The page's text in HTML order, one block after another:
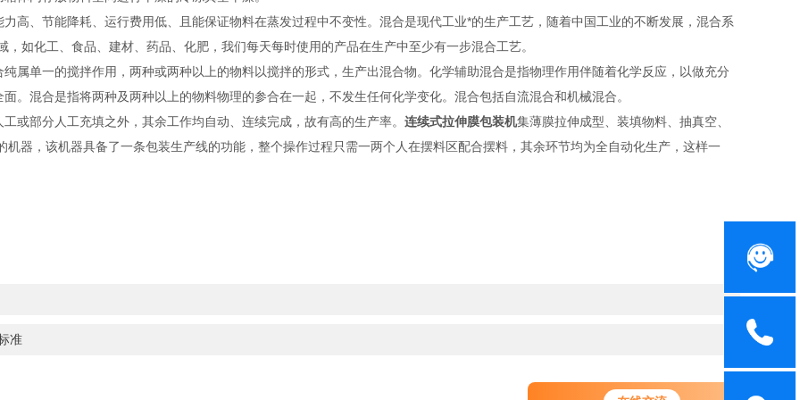
、节能降耗、运行费用低、且能保证物料在蒸发过程中不变性。混合是现代工业*的生产工艺，随着中国工业的不断发展，混合系
如化工、食品、建材、药品、化肥，我们每天每时使用的产品在生产中至少有一步混合工艺。
单一的搅拌作用，两种或两种以上的物料以搅拌的形式，生产出混合物。化学辅助混合是指物理作用伴随着化学反应，以做充分
。混合是指将两种及两种以上的物料物理的参合在一起，不发生任何化学变化。混合包括自流混合和机械混合。
部分人工充填之外，其余工作均自动、连续完成，故有高的生产率。连续式拉伸膜包装机集薄膜拉伸成型、装填物料、抽真空、
器，该机器具备了一条包装生产线的功能，整个操作过程只需一两个人在摆料区配合摆料，其余环节均为全自动化生产，这样一
准